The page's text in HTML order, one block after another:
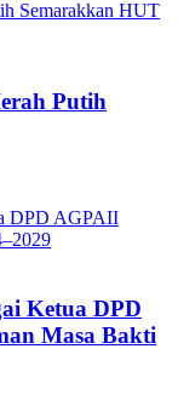
Putih
Ketua DPD
Masa Bakti